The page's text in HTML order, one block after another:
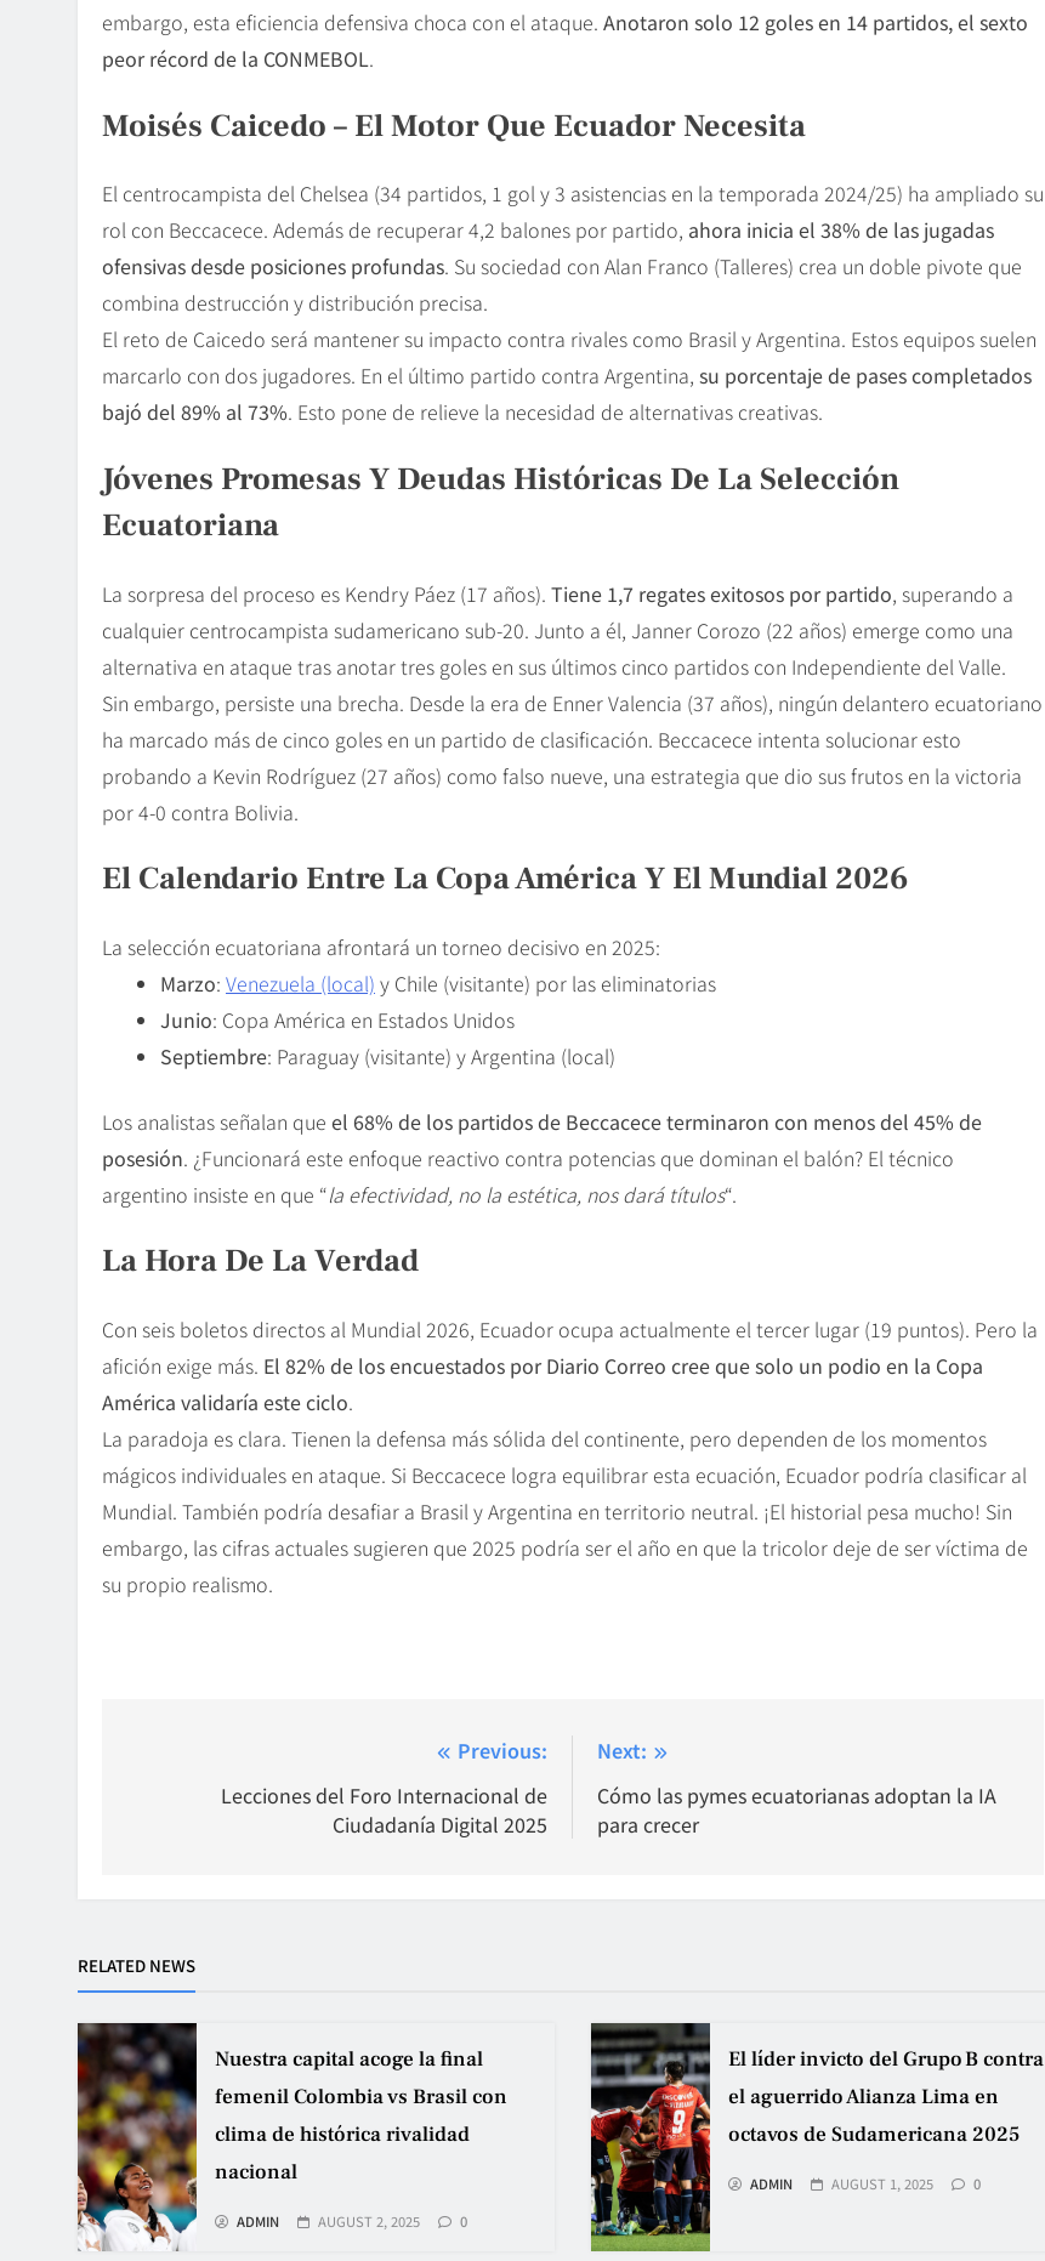
embargo, esta eficiencia defensiva choca con el ataque. Anotaron solo 12 goles en 14 partidos, el sexto
peor récord de la CONMEBOL.
Moisés Caicedo – El Motor Que Ecuador Necesita
El centrocampista del Chelsea (34 partidos, 1 gol y 3 asistencias en la temporada 2024/25) ha ampliado su
rol con Beccacece. Además de recuperar 4,2 balones por partido, ahora inicia el 38% de las jugadas
ofensivas desde posiciones profundas. Su sociedad con Alan Franco (Talleres) crea un doble pivote que
combina destrucción y distribución precisa.
El reto de Caicedo será mantener su impacto contra rivales como Brasil y Argentina. Estos equipos suelen
marcarlo con dos jugadores. En el último partido contra Argentina, su porcentaje de pases completados
bajó del 89% al 73%. Esto pone de relieve la necesidad de alternativas creativas.
Jóvenes Promesas Y Deudas Históricas De La Selección
Ecuatoriana
La sorpresa del proceso es Kendry Páez (17 años). Tiene 1,7 regates exitosos por partido, superando a
cualquier centrocampista sudamericano sub-20. Junto a él, Janner Corozo (22 años) emerge como una
alternativa en ataque tras anotar tres goles en sus últimos cinco partidos con Independiente del Valle.
Sin embargo, persiste una brecha. Desde la era de Enner Valencia (37 años), ningún delantero ecuatoriano
ha marcado más de cinco goles en un partido de clasificación. Beccacece intenta solucionar esto
probando a Kevin Rodríguez (27 años) como falso nueve, una estrategia que dio sus frutos en la victoria
por 4-0 contra Bolivia.
El Calendario Entre La Copa América Y El Mundial 2026
La selección ecuatoriana afrontará un torneo decisivo en 2025:
Marzo: Venezuela (local) y Chile (visitante) por las eliminatorias
Junio: Copa América en Estados Unidos
Septiembre: Paraguay (visitante) y Argentina (local)
Los analistas señalan que el 68% de los partidos de Beccacece terminaron con menos del 45% de
posesión. ¿Funcionará este enfoque reactivo contra potencias que dominan el balón? El técnico
argentino insiste en que “la efectividad, no la estética, nos dará títulos“.
La Hora De La Verdad
Con seis boletos directos al Mundial 2026, Ecuador ocupa actualmente el tercer lugar (19 puntos). Pero la
afición exige más. El 82% de los encuestados por Diario Correo cree que solo un podio en la Copa
América validaría este ciclo.
La paradoja es clara. Tienen la defensa más sólida del continente, pero dependen de los momentos
mágicos individuales en ataque. Si Beccacece logra equilibrar esta ecuación, Ecuador podría clasificar al
Mundial. También podría desafiar a Brasil y Argentina en territorio neutral. ¡El historial pesa mucho! Sin
embargo, las cifras actuales sugieren que 2025 podría ser el año en que la tricolor deje de ser víctima de
su propio realismo.
navigation
Previous:
Lecciones del Foro Internacional de
Ciudadanía Digital 2025
Next:
Cómo las pymes ecuatorianas adoptan la IA
para crecer
RELATED NEWS
Nuestra capital acoge la final
femenil Colombia vs Brasil con
clima de histórica rivalidad
nacional
ADMIN AUGUST 2, 2025 0
El líder invicto del Grupo B contra
el aguerrido Alianza Lima en
octavos de Sudamericana 2025
ADMIN AUGUST 1, 2025 0